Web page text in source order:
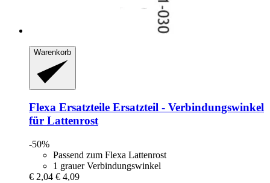
Warenkorb
Flexa Ersatzteile Ersatzteil -​ Verbindungswinkel
für Lattenrost
-50%
Passend zum Flexa Lattenrost
1 grauer Verbindungswinkel
€ 2,04 € 4,09